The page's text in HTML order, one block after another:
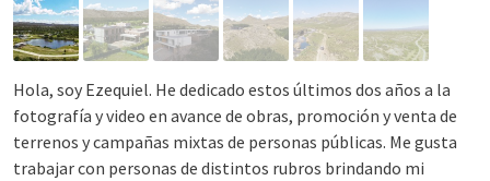
Hola, soy Ezequiel. He dedicado estos últimos dos años a la
fotografía y video en avance de obras, promoción y venta de
terrenos y campañas mixtas de personas públicas. Me gusta
trabajar con personas de distintos rubros brindando mi